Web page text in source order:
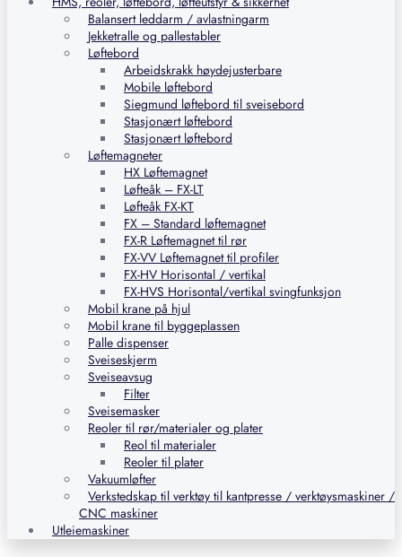
Balansert leddarm / avlastningarm
Jekketralle og pallestabler
Løftebord
Arbeidskrakk høydejusterbare
Mobile løftebord
Siegmund løftebord til sveisebord
Stasjonært løftebord
Stasjonært løftebord
Løftemagneter
HX Løftemagnet
Løfteåk – FX-LT
Løfteåk FX-KT
FX – Standard løftemagnet
FX-R Løftemagnet til rør
FX-VV Løftemagnet til profiler
FX-HV Horisontal / vertikal
FX-HVS Horisontal/vertikal svingfunksjon
Mobil krane på hjul
Mobil krane til byggeplassen
Palle dispenser
Sveiseskjerm
Sveiseavsug
Filter
Sveisemasker
Reoler til rør/materialer og plater
Reol til materialer
Reoler til plater
Vakuumløfter
Verkstedskap til verktøy til kantpresse / verktøysmaskiner /
CNC maskiner
Utleiemaskiner